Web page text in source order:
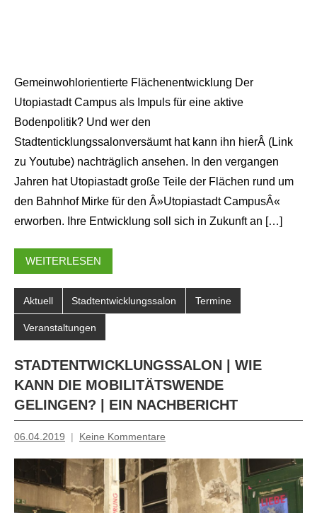
Gemeinwohlorientierte Flächenentwicklung Der
Utopiastadt Campus als Impuls für eine aktive
Bodenpolitik? Und wer den
Stadtenticklungssalonversäumt hat kann ihn hierÂ (Link
zu Youtube) nachträglich ansehen. In den vergangen
Jahren hat Utopiastadt große Teile der Flächen rund um
den Bahnhof Mirke für den Â»Utopiastadt CampusÂ«
erworben. Ihre Entwicklung soll sich in Zukunft an […]
WEITERLESEN
Aktuell Stadtentwicklungssalon Termine
Veranstaltungen
STADTENTWICKLUNGSSALON | WIE
KANN DIE MOBILITÄTSWENDE
GELINGEN? | EIN NACHBERICHT
06.04.2019
Mosche
Keine Kommentare